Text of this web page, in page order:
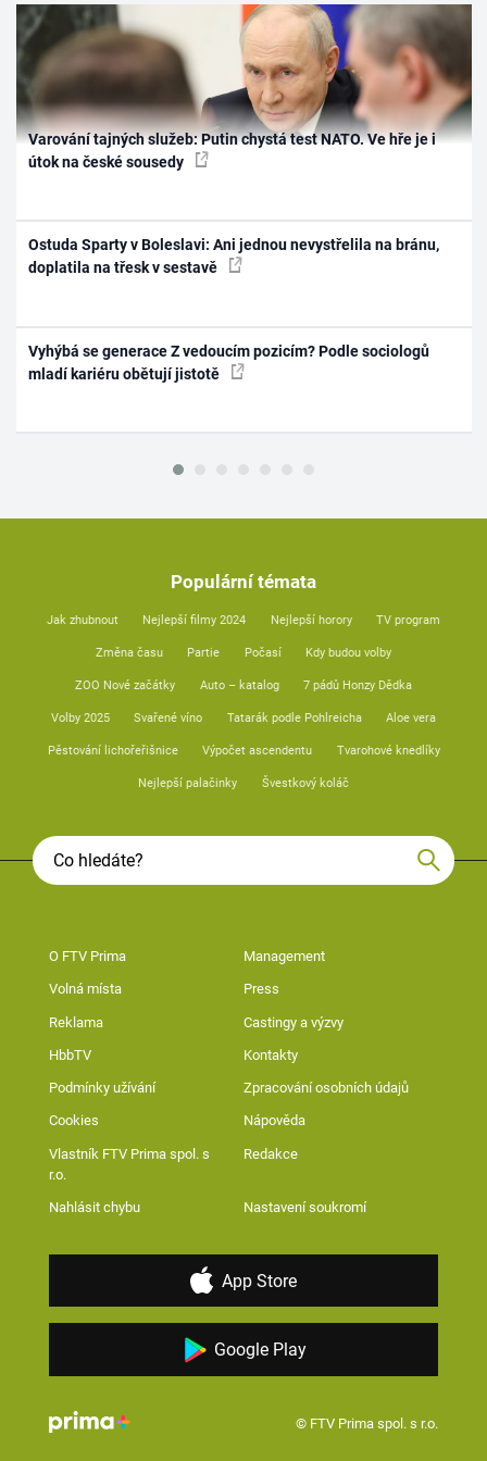
Varování tajných služeb: Putin chystá test NATO. Ve hře je i
útok na české sousedy
Ostuda Sparty v Boleslavi: Ani jednou nevystřelila na bránu,
doplatila na třesk v sestavě
Vyhýbá se generace Z vedoucím pozicím? Podle sociologů
mladí kariéru obětují jistotě
Populární témata
Jak zhubnout Nejlepší filmy 2024 Nejlepší horory TV program
Změna času Partie Počasí Kdy budou volby
ZOO Nové začátky Auto – katalog 7 pádů Honzy Dědka
Volby 2025 Svařené víno Tatarák podle Pohlreicha Aloe vera
Pěstování lichořeřišnice Výpočet ascendentu Tvarohové knedlíky
Nejlepší palačinky Švestkový koláč
O FTV Prima Management
Volná místa Press
Reklama Castingy a výzvy
HbbTV Kontakty
Podmínky užívání Zpracování osobních údajů
Cookies Nápověda
Vlastník FTV Prima spol. s
r.o.
Redakce
Nahlásit chybu Nastavení soukromí
App Store
Google Play
© FTV Prima spol. s r.o.